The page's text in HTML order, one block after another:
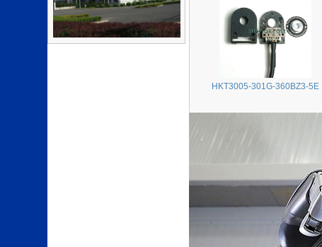
HKT3005-301G-360BZ3-5E